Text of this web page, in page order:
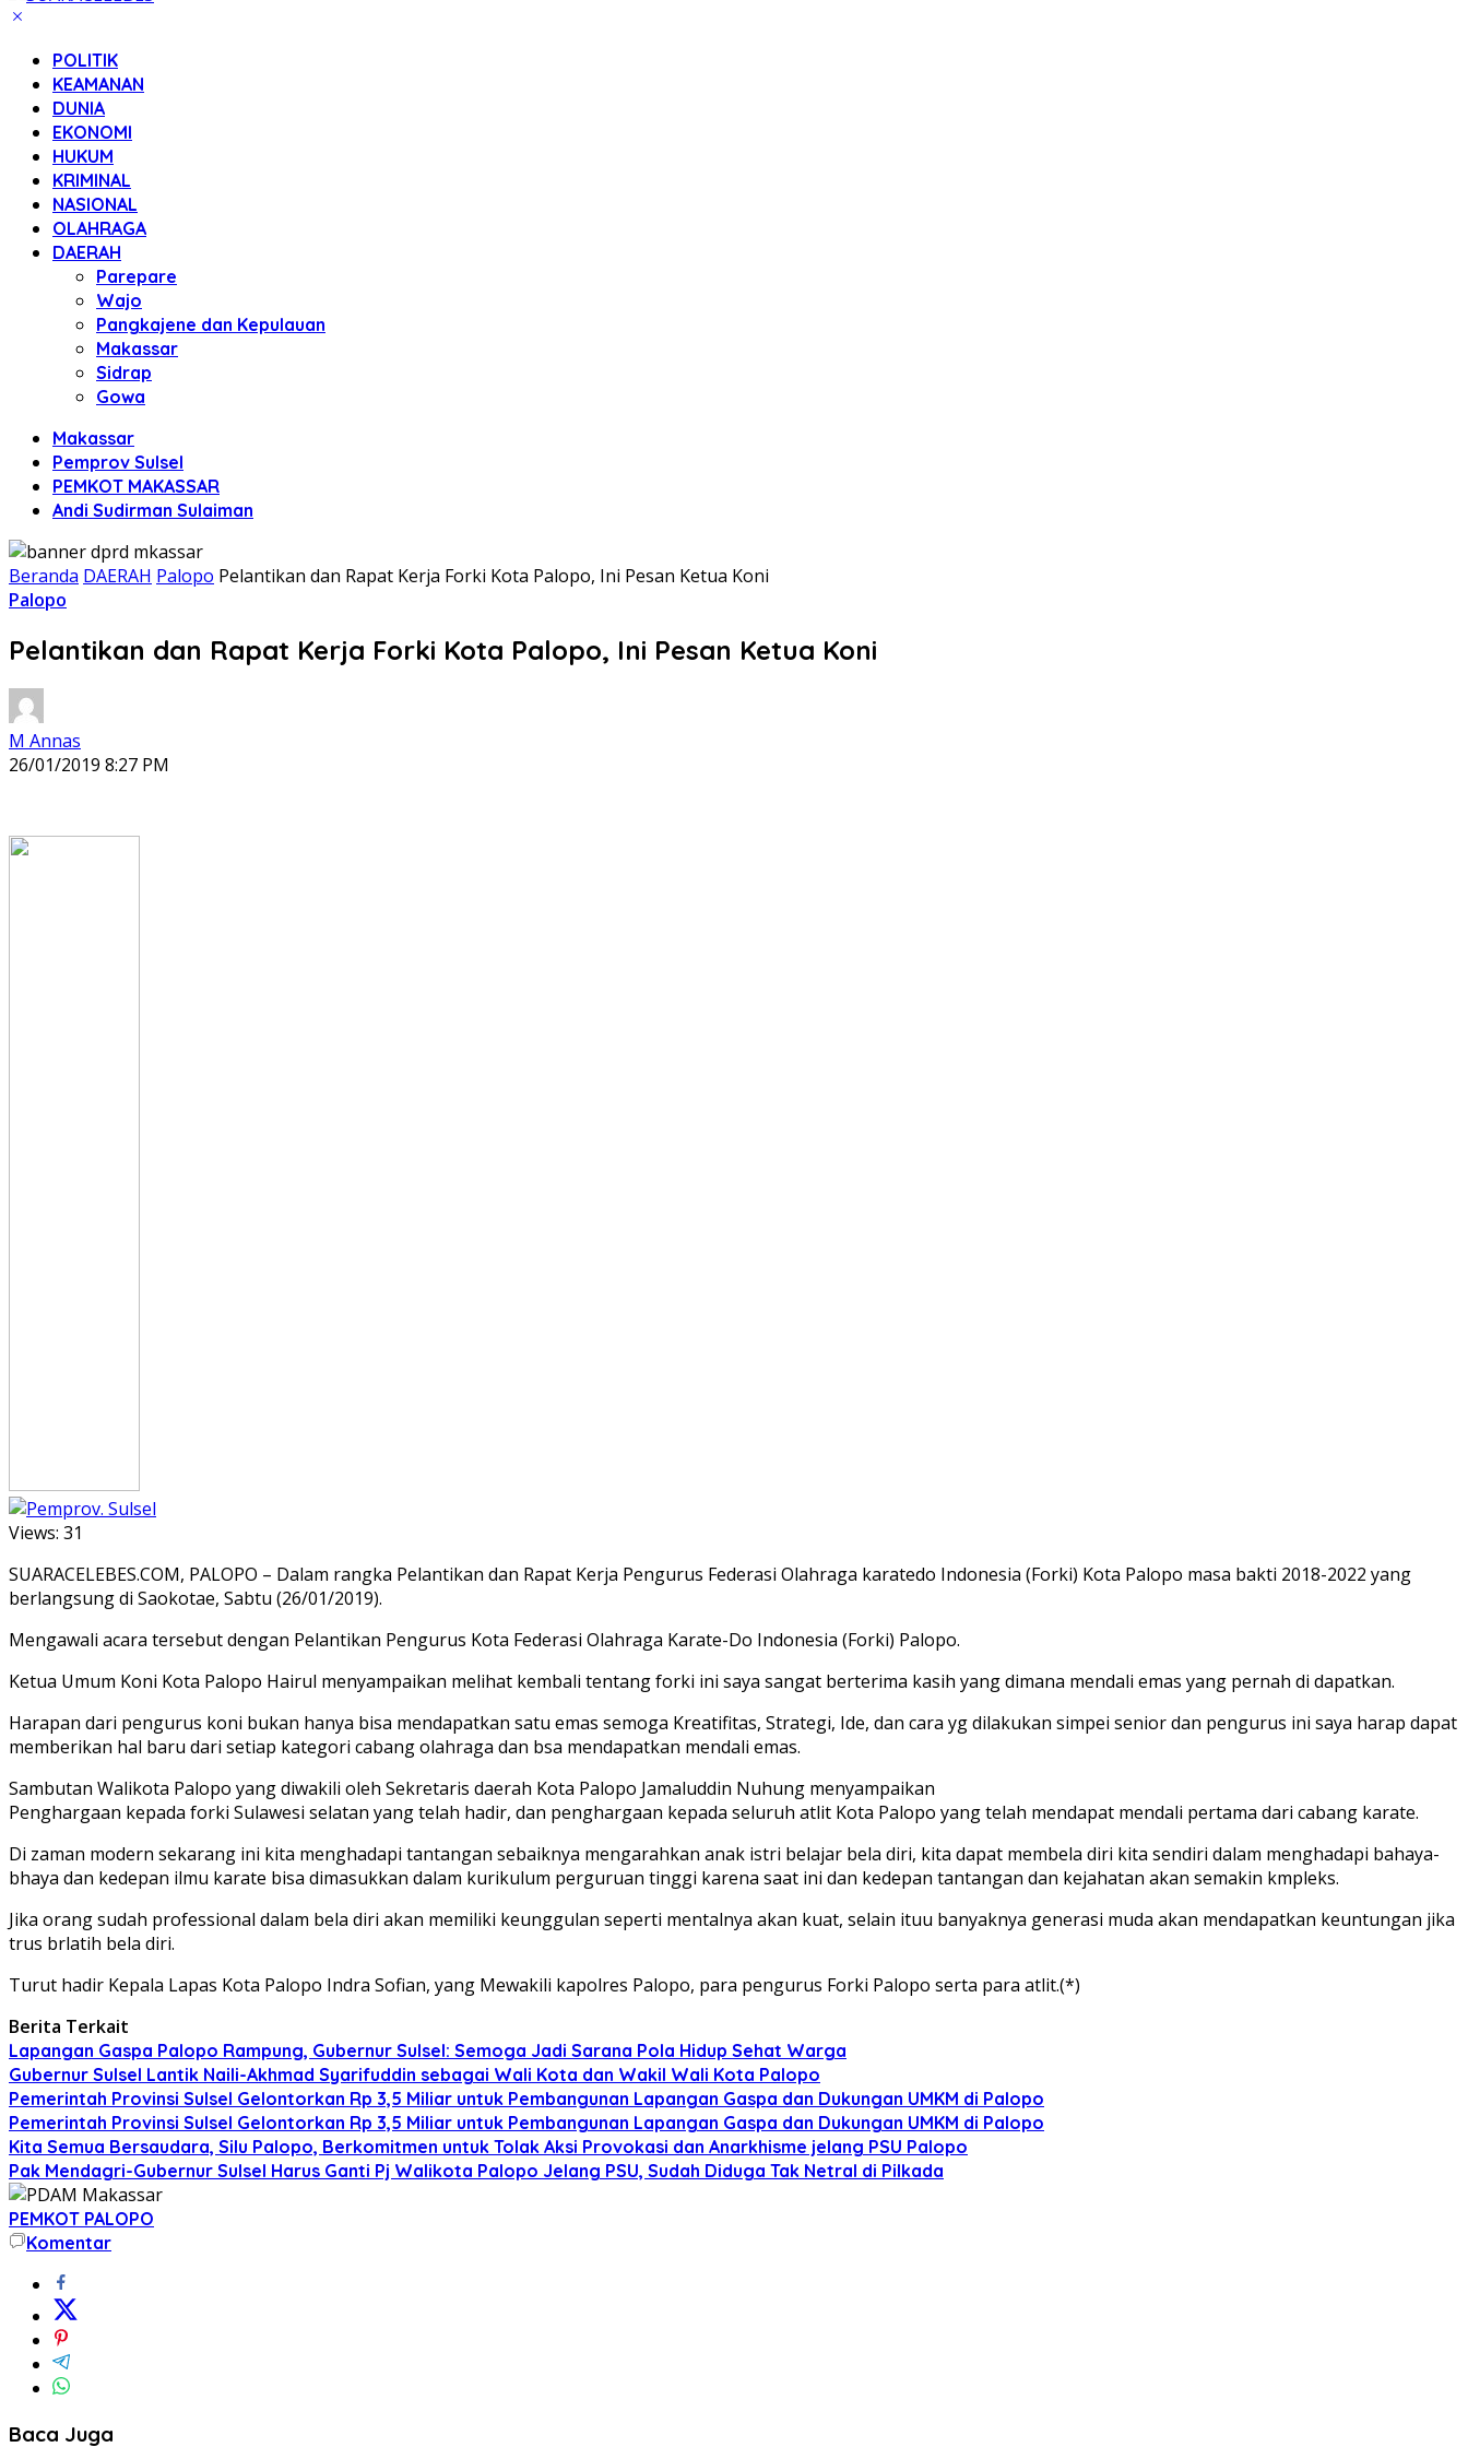
POLITIK
KEAMANAN
DUNIA
EKONOMI
HUKUM
KRIMINAL
NASIONAL
OLAHRAGA
DAERAH
Parepare
Wajo
Pangkajene dan Kepulauan
Makassar
Sidrap
Gowa
Makassar
Pemprov Sulsel
PEMKOT MAKASSAR
Andi Sudirman Sulaiman
Beranda DAERAH Palopo Pelantikan dan Rapat Kerja Forki Kota Palopo, Ini Pesan Ketua Koni
Palopo
Pelantikan dan Rapat Kerja Forki Kota Palopo, Ini Pesan Ketua Koni
M Annas
26/01/2019 8:27 PM
Views: 31
SUARACELEBES.COM, PALOPO – Dalam rangka Pelantikan dan Rapat Kerja Pengurus Federasi Olahraga karatedo Indonesia (Forki) Kota Palopo masa bakti 2018-2022 yang
berlangsung di Saokotae, Sabtu (26/01/2019).
Mengawali acara tersebut dengan Pelantikan Pengurus Kota Federasi Olahraga Karate-Do Indonesia (Forki) Palopo.
Ketua Umum Koni Kota Palopo Hairul menyampaikan melihat kembali tentang forki ini saya sangat berterima kasih yang dimana mendali emas yang pernah di dapatkan.
Harapan dari pengurus koni bukan hanya bisa mendapatkan satu emas semoga Kreatifitas, Strategi, Ide, dan cara yg dilakukan simpei senior dan pengurus ini saya harap dapat
memberikan hal baru dari setiap kategori cabang olahraga dan bsa mendapatkan mendali emas.
Sambutan Walikota Palopo yang diwakili oleh Sekretaris daerah Kota Palopo Jamaluddin Nuhung menyampaikan
Penghargaan kepada forki Sulawesi selatan yang telah hadir, dan penghargaan kepada seluruh atlit Kota Palopo yang telah mendapat mendali pertama dari cabang karate.
Di zaman modern sekarang ini kita menghadapi tantangan sebaiknya mengarahkan anak istri belajar bela diri, kita dapat membela diri kita sendiri dalam menghadapi bahaya-
bhaya dan kedepan ilmu karate bisa dimasukkan dalam kurikulum perguruan tinggi karena saat ini dan kedepan tantangan dan kejahatan akan semakin kmpleks.
Jika orang sudah professional dalam bela diri akan memiliki keunggulan seperti mentalnya akan kuat, selain ituu banyaknya generasi muda akan mendapatkan keuntungan jika
trus brlatih bela diri.
Turut hadir Kepala Lapas Kota Palopo Indra Sofian, yang Mewakili kapolres Palopo, para pengurus Forki Palopo serta para atlit.(*)
Berita Terkait
Lapangan Gaspa Palopo Rampung, Gubernur Sulsel: Semoga Jadi Sarana Pola Hidup Sehat Warga
Gubernur Sulsel Lantik Naili-Akhmad Syarifuddin sebagai Wali Kota dan Wakil Wali Kota Palopo
Pemerintah Provinsi Sulsel Gelontorkan Rp 3,5 Miliar untuk Pembangunan Lapangan Gaspa dan Dukungan UMKM di Palopo
Pemerintah Provinsi Sulsel Gelontorkan Rp 3,5 Miliar untuk Pembangunan Lapangan Gaspa dan Dukungan UMKM di Palopo
Kita Semua Bersaudara, Silu Palopo, Berkomitmen untuk Tolak Aksi Provokasi dan Anarkhisme jelang PSU Palopo
Pak Mendagri-Gubernur Sulsel Harus Ganti Pj Walikota Palopo Jelang PSU, Sudah Diduga Tak Netral di Pilkada
PEMKOT PALOPO
Komentar
Baca Juga